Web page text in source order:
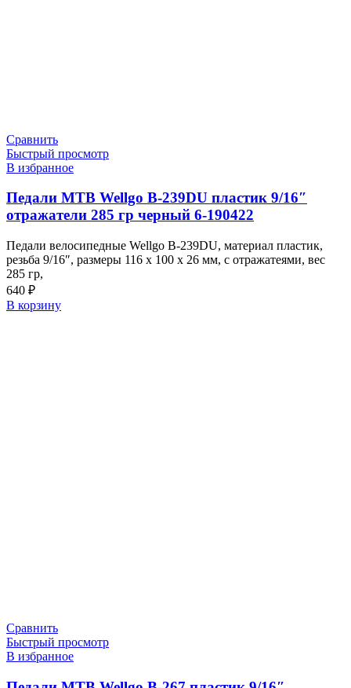
Сравнить
Быстрый просмотр
В избранное
Педали МТВ Wellgo B-239DU пластик 9/16″
отражатели 285 гр черный 6-190422
Педали велосипедные Wellgo B-239DU, материал пластик,
резьба 9/16″, размеры 116 х 100 х 26 мм, с отражатеями, вес
285 гр,
640 ₽
В корзину
Сравнить
Быстрый просмотр
В избранное